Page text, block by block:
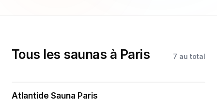
Tous les saunas à Paris 7 au total
Atlantide Sauna Paris